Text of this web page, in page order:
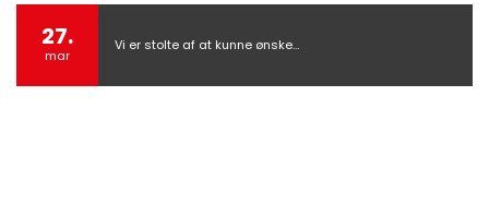
27.
mar
Vi er stolte af at kunne ønske…